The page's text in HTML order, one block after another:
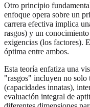
Otro principio
enfoque opera sobre un
carrera efectiva implica
rasgos) y un
exigencias (los factores).
óptima entre ambos.
Esta teoría enfatiza una
"rasgos" incluyen no solo
(capacidades innatas),
evaluación integral de